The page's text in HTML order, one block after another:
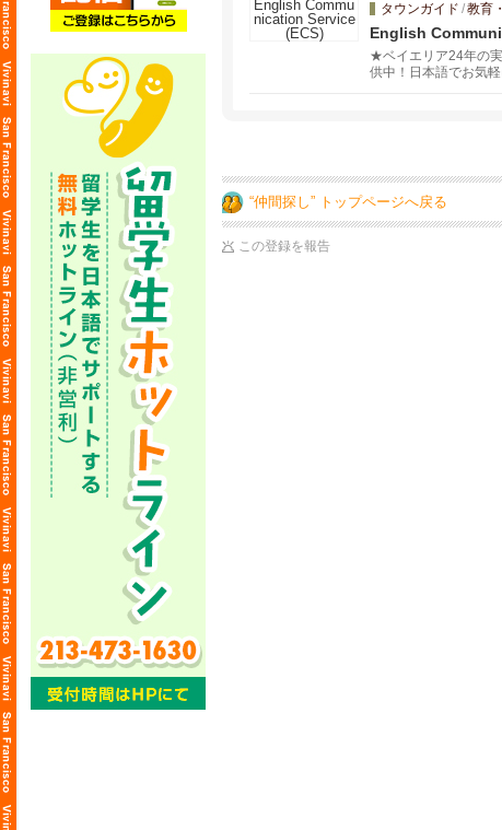
タウンガイド /教育
English
★ベイエリア24年の
供中！日本語でお気
“仲間探し” トップページへ戻る
この登録を報告